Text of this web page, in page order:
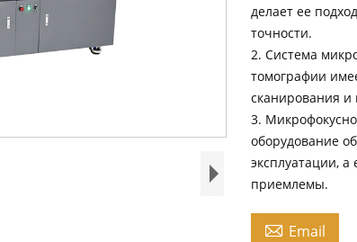
делает ее
точности.
2. Система
томографии
сканирования
3.
оборудование
эксплуатации,
приемлемы.
 Email